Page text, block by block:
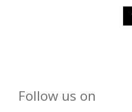
Follow us on